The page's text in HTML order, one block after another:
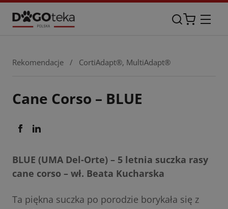
Rekomendacje / CortiAdapt®, MultiAdapt®
Cane Corso – BLUE
BLUE (UMA Del-Orte) – 5 letnia suczka rasy
cane corso – wł. Beata Kucharska
Ta piękna suczka po porodzie borykała się z